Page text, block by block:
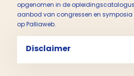
opgenomen in de
aanbod van congressen en
op Palliaweb.
Disclaimer